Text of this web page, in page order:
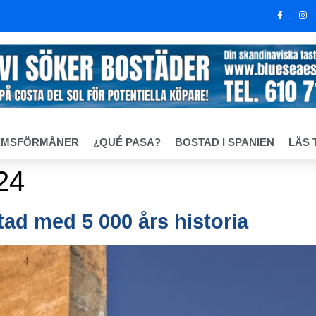
¿QUÉ PASA? BOSTAD I SPANIEN LÄS
med 5 000 års historia